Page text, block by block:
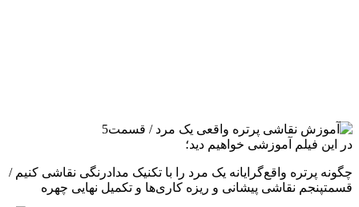
در این فیلم آموزشی خواهیم دید؛
چگونه پرتره واقع‌گرایانه یک مرد را با تکنیک مدادرنگی نقاشی کنیم /
قسمتپنجم نقاشی پیشانی و ریزه کاری‌ها و تکمیل نهایی چهره